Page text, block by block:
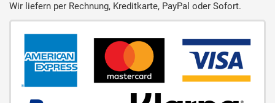
Wir liefern per Rechnung, Kreditkarte, PayPal oder Sofort.